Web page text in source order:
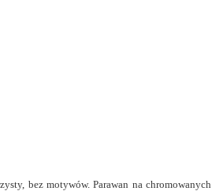
bez motywów. Parawan na chromowanych